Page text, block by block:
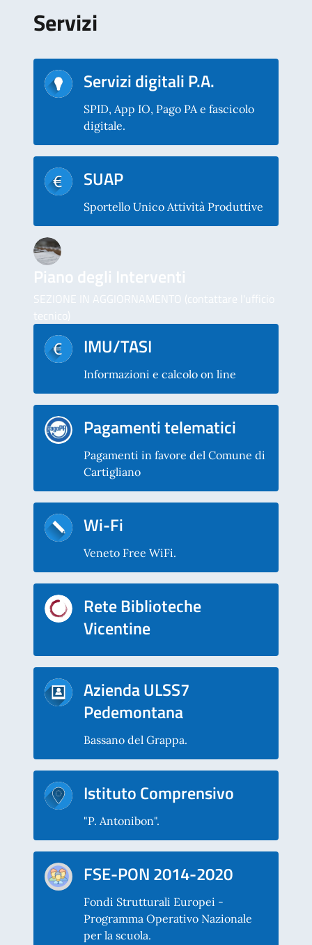
Servizi
Servizi digitali P.A.
SPID, App IO, Pago PA e fascicolo
digitale.
SUAP
Sportello Unico Attività Produttive
Piano degli Interventi
SEZIONE IN AGGIORNAMENTO (contattare l'ufficio
tecnico)
IMU/TASI
Informazioni e calcolo on line
Pagamenti telematici
Pagamenti in favore del Comune di
Cartigliano
Wi-Fi
Veneto Free WiFi.
Rete Biblioteche
Vicentine
Azienda ULSS7
Pedemontana
Bassano del Grappa.
Istituto Comprensivo
"P. Antonibon".
FSE-PON 2014-2020
Fondi Strutturali Europei -
Programma Operativo Nazionale
per la scuola.